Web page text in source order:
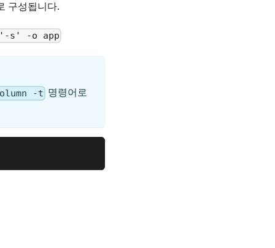
구성됩니다.
'-s' -o app
-t 명령어로